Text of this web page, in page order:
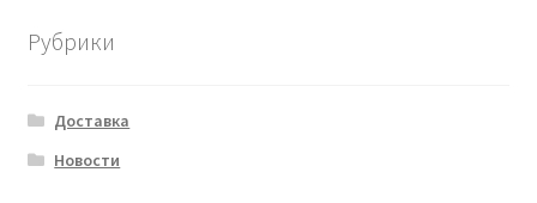
Рубрики
Доставка
Новости